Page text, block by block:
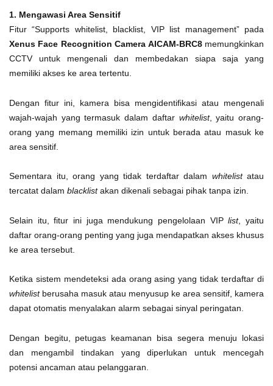
1. Mengawasi Area Sensitif
Fitur “Supports whitelist, blacklist, VIP list management” pada
Xenus Face Recognition Camera AICAM-BRC8 memungkinkan
CCTV untuk mengenali dan membedakan siapa saja yang
memiliki akses ke area tertentu.
Dengan fitur ini, kamera bisa mengidentifikasi atau mengenali
wajah-wajah yang termasuk dalam daftar whitelist, yaitu orang-
orang yang memang memiliki izin untuk berada atau masuk ke
area sensitif.
Sementara itu, orang yang tidak terdaftar dalam whitelist atau
tercatat dalam blacklistakan dikenali sebagai pihak tanpa izin.
Selain itu, fitur ini juga mendukung pengelolaan VIPlist, yaitu
daftar orang-orang penting yang juga mendapatkan akses khusus
ke area tersebut.
Ketika sistem mendeteksi ada orang asing yang tidak terdaftar di
whitelistberusaha masuk atau menyusup ke area sensitif, kamera
dapat otomatis menyalakan alarm sebagai sinyal peringatan.
Dengan begitu, petugas keamanan bisa segera menuju lokasi
dan mengambil tindakan yang diperlukan untuk mencegah
potensi ancaman atau pelanggaran.